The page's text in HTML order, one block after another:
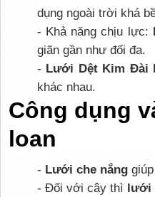
dụng ngoài trời khá
- Khả năng chịu lực:
giãn gần như đối đa.
- Lưới Dệt Kim Đài
khác nhau.
Công dụng
loan
- Lưới che nắnggiúp
- Đối với cây thì lưới